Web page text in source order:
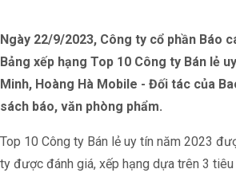
Ngày 22/9/2023, Công ty cổ phần Báo
Bảng xếp hạng Top 10 Công ty Bán lẻ
Minh, Hoàng Hà Mobile - Đối tác của
sách báo, văn phòng phẩm.
Top 10 Công ty Bán lẻ uy tín năm 2023
ty được đánh giá, xếp hạng dựa trên 3